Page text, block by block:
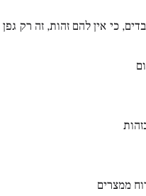
כי אין להם זהות, זה רק
ממצרים